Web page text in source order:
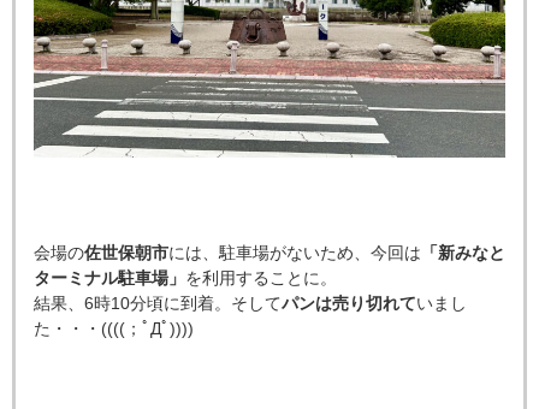
会場の佐世保朝市には、駐車場がないため、今回は 「新みなと
ターミナル駐車場」 を利用することに。
結果、6時10分頃に到着。そしてパンは売り切れていまし
た・・・(((( ；ﾟДﾟ ))))